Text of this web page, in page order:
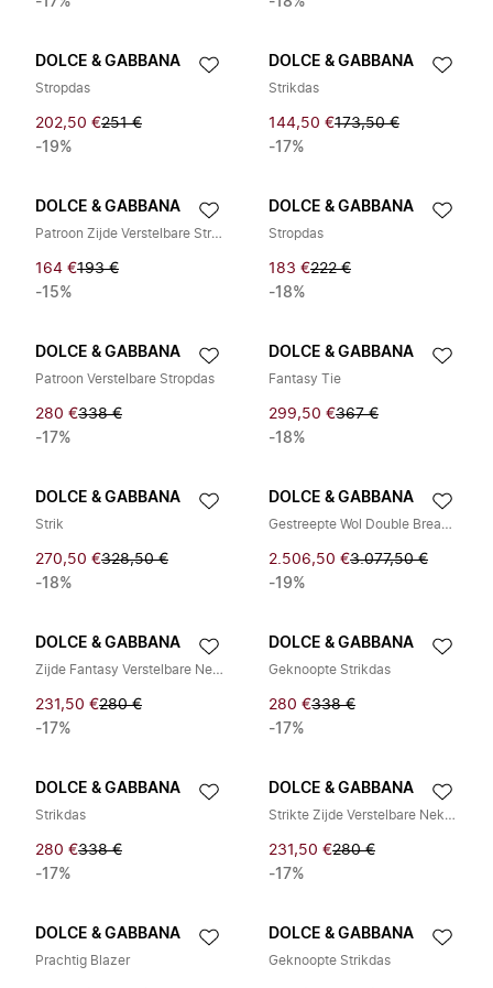
DOLCE & GABBANA
Stropdas
202,50 €251 €
-19%
DOLCE & GABBANA
Strikdas
144,50 €173,50 €
-17%
DOLCE & GABBANA
Patroon Zijde Verstelbare Strikdas
164 €193 €
-15%
DOLCE & GABBANA
Stropdas
183 €222 €
-18%
DOLCE & GABBANA
Patroon Verstelbare Stropdas
280 €338 €
-17%
DOLCE & GABBANA
Fantasy Tie
299,50 €367 €
-18%
DOLCE & GABBANA
Strik
270,50 €328,50 €
-18%
DOLCE & GABBANA
Gestreepte Wol Double Breasted Jas
2.506,50 €3.077,50 €
-19%
DOLCE & GABBANA
Zijde Fantasy Verstelbare Nek Papillon Strikdas
231,50 €280 €
-17%
DOLCE & GABBANA
Geknoopte Strikdas
280 €338 €
-17%
DOLCE & GABBANA
Strikdas
280 €338 €
-17%
DOLCE & GABBANA
Strikte Zijde Verstelbare Nek Strikdas
231,50 €280 €
-17%
DOLCE & GABBANA
Prachtig Blazer
DOLCE & GABBANA
Geknoopte Strikdas